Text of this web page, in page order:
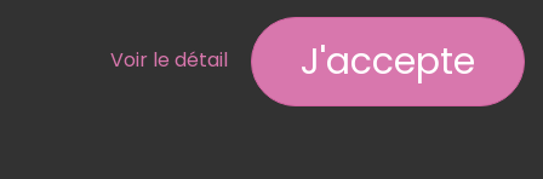
Voir le détail J'accepte